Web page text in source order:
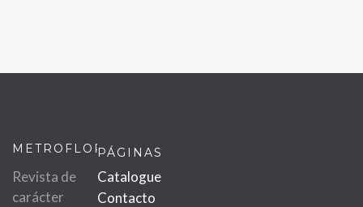
METROFLOR
Revista de
carácter
PÁGINAS
Catalogue
Contacto